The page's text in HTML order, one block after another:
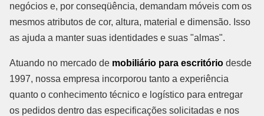
negócios e, por conseqüência, demandam móveis com os
mesmos atributos de cor, altura, material e dimensão. Isso
as ajuda a manter suas identidades e suas "almas".
Atuando no mercado de mobiliário para escritório desde
1997, nossa empresa incorporou tanto a experiência
quanto o conhecimento técnico e logístico para entregar
os pedidos dentro das especificações solicitadas e nos